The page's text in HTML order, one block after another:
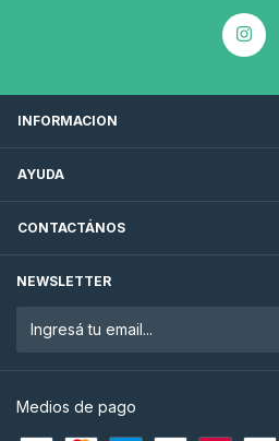
INFORMACION
AYUDA
CONTACTÁNOS
NEWSLETTER
Medios de pago